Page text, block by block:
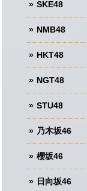
SKE48
NMB48
HKT48
NGT48
STU48
乃木坂46
櫻坂46
日向坂46